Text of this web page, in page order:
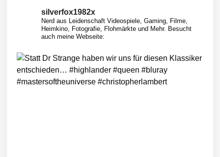
silverfox1982x
Nerd aus Leidenschaft Videospiele, Gaming, Filme,
Heimkino, Fotografie, Flohmärkte und Mehr. Besucht
auch meine Webseite: